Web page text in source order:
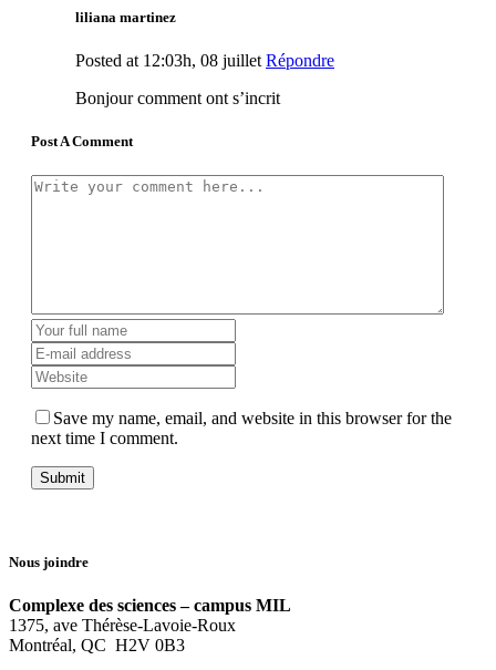
liliana martinez
Posted at 12:03h, 08 juillet Répondre
Bonjour comment ont s’incrit
Post A Comment
Save my name, email, and website in this browser for the
next time I comment.
Nous joindre
Complexe des sciences – campus MIL
1375, ave Thérèse-Lavoie-Roux
Montréal, QC H2V 0B3